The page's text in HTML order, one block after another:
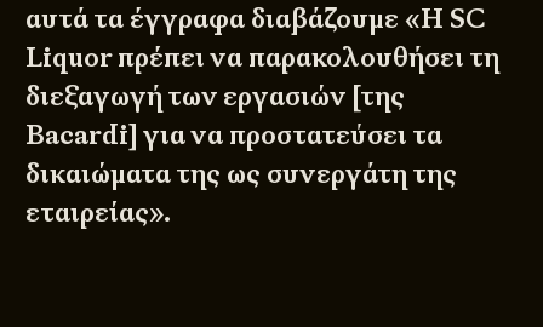
αυτά τα έγγραφα διαβάζουμε «Η SC
Liquor πρέπει να παρακολουθήσει τη
διεξαγωγή των εργασιών [της
Bacardi] για να προστατεύσει τα
δικαιώματα της ως συνεργάτη της
εταιρείας».